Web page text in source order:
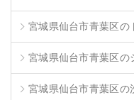
宮城県仙台市青葉区の
宮城県仙台市青葉区の
宮城県仙台市青葉区の